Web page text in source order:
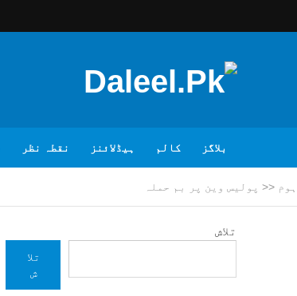
بلاگز کالم ہیڈلائنز نقطہ نظر
ہوم << پولیس وین پر بم حملہ
تلاش
تلا
ش